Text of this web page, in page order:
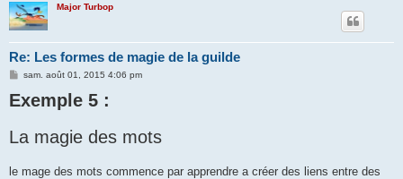
Major Turbop
Re: Les formes de magie de la guilde
M
s
s
e
sam. août 01, 2015 4:06 pm
Exemple 5 :
La magie des mots
le mage des mots commence par apprendre a créer des liens entre des